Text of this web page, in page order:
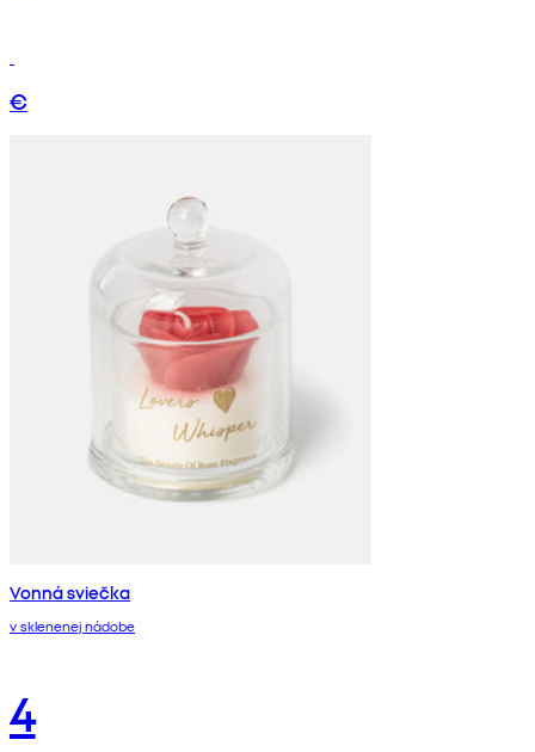
€
Vonná sviečka
v sklenenej nádobe
4